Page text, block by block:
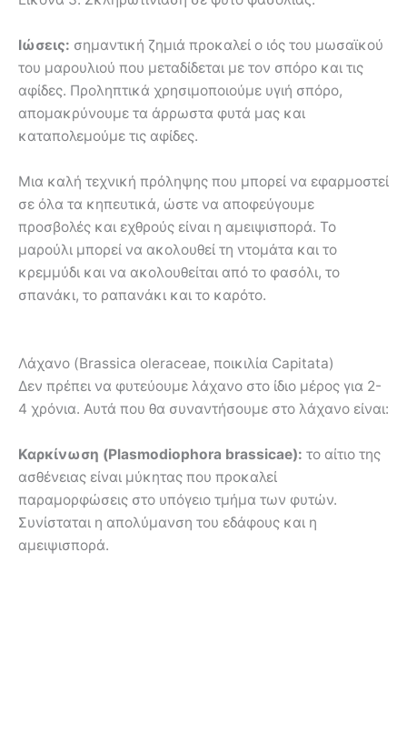
Ιώσεις: σημαντική ζημιά προκαλεί ο ιός του μωσαϊκού
του μαρουλιού που μεταδίδεται με τον σπόρο και τις
αφίδες. Προληπτικά χρησιμοποιούμε υγιή σπόρο,
απομακρύνουμε τα άρρωστα φυτά μας και
καταπολεμούμε τις αφίδες.
Μια καλή τεχνική πρόληψης που μπορεί να εφαρμοστεί
σε όλα τα κηπευτικά, ώστε να αποφεύγουμε
προσβολές και εχθρούς είναι η αμειψισπορά. Το
μαρούλι μπορεί να ακολουθεί τη ντομάτα και το
κρεμμύδι και να ακολουθείται από το φασόλι, το
σπανάκι, το ραπανάκι και το καρότο.
Λάχανο (Brassica oleraceae, ποικιλία Capitata)
Δεν πρέπει να φυτεύουμε λάχανο στο ίδιο μέρος για 2-
4 χρόνια. Αυτά που θα συναντήσουμε στο λάχανο είναι:
Καρκίνωση (Plasmodiophora brassicae): το αίτιο της
ασθένειας είναι μύκητας που προκαλεί
παραμορφώσεις στο υπόγειο τμήμα των φυτών.
Συνίσταται η απολύμανση του εδάφους και η
αμειψισπορά.